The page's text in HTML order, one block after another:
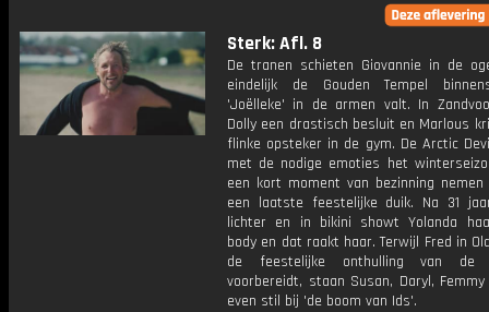
Sterk: Afl. 8
De tranen schieten Giovannie in de
eindelijk de Gouden Tempel
'Joëlleke' in de armen valt. In
Dolly een drastisch besluit en Marlous
flinke opsteker in de gym. De Arctic
met de nodige emoties het
een kort moment van bezinning nemen
een laatste feestelijke duik. Na 31
lichter en in bikini showt Yolanda
body en dat raakt haar. Terwijl Fred in
de feestelijke onthulling van de
voorbereidt, staan Susan, Daryl,
even stil bij 'de boom van Ids'.